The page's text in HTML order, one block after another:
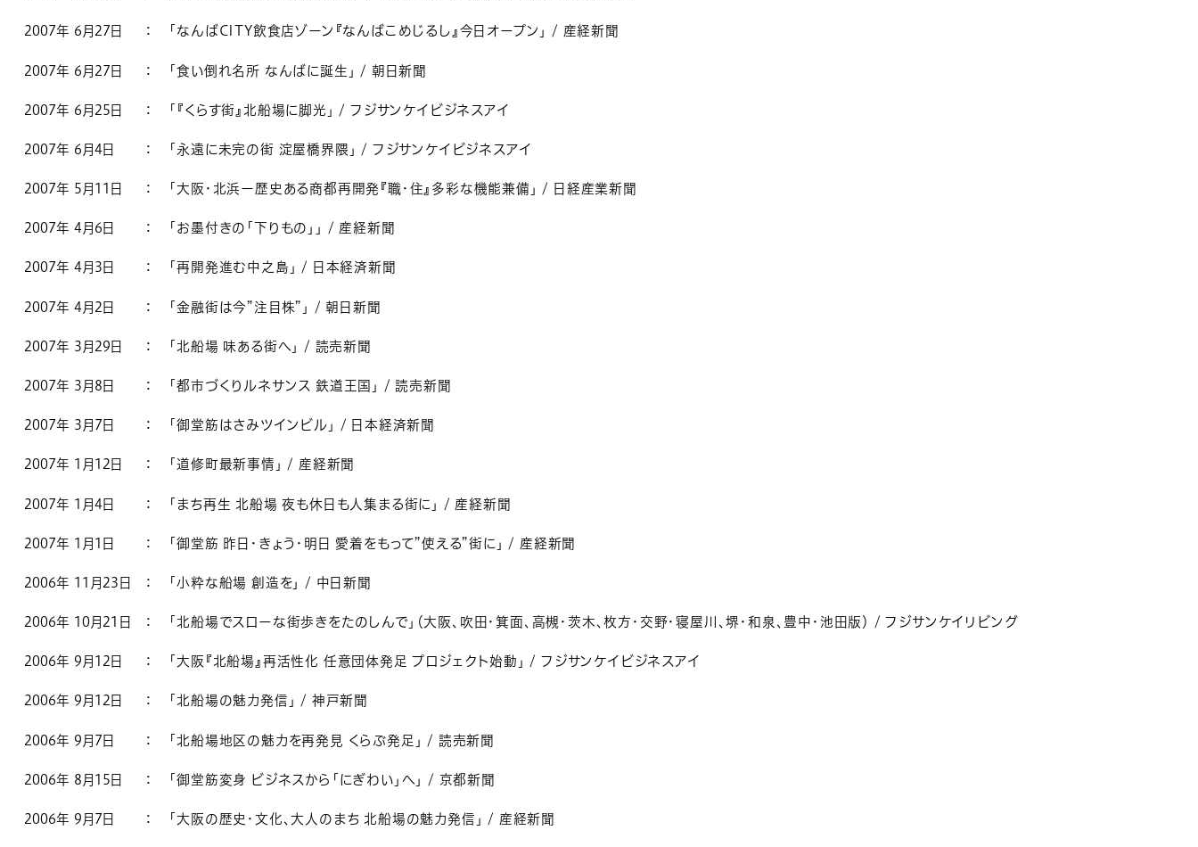
2007年 6月27日 ： 「なんばCITY飲食店ゾーン『なんばこめじるし』今日オープン」 / 産経新聞
2007年 6月27日 ： 「食い倒れ名所 なんばに誕生」 / 朝日新聞
2007年 6月25日 ： 「『くらす街』北船場に脚光」 / フジサンケイビジネスアイ
2007年 6月4日 ： 「永遠に未完の街 淀屋橋界隈」 / フジサンケイビジネスアイ
2007年 5月11日 ： 「大阪・北浜ー歴史ある商都再開発『職・住』多彩な機能兼備」 / 日経産業新聞
2007年 4月6日 ： 「お墨付きの「下りもの」」 / 産経新聞
2007年 4月3日 ： 「再開発進む中之島」 / 日本経済新聞
2007年 4月2日 ： 「金融街は今”注目株”」 / 朝日新聞
2007年 3月29日 ： 「北船場 味ある街へ」 / 読売新聞
2007年 3月8日 ： 「都市づくりルネサンス 鉄道王国」 / 読売新聞
2007年 3月7日 ： 「御堂筋はさみツインビル」 / 日本経済新聞
2007年 1月12日 ： 「道修町最新事情」 / 産経新聞
2007年 1月4日 ： 「まち再生 北船場 夜も休日も人集まる街に」 / 産経新聞
2007年 1月1日 ： 「御堂筋 昨日・きょう・明日 愛着をもって”使える”街に」 / 産経新聞
2006年 11月23日 ： 「小粋な船場 創造を」 / 中日新聞
2006年 10月21日 ： 「北船場でスローな街歩きをたのしんで」（大阪、吹田・箕面、高槻・茨木、枚方・交野・寝屋川、堺・和泉、豊中・池田版） / フジサンケイリビング
2006年 9月12日 ： 「大阪『北船場』再活性化 任意団体発足 プロジェクト始動」 / フジサンケイビジネスアイ
2006年 9月12日 ： 「北船場の魅力発信」 / 神戸新聞
2006年 9月7日 ： 「北船場地区の魅力を再発見 くらぶ発足」 / 読売新聞
2006年 8月15日 ： 「御堂筋変身 ビジネスから「にぎわい」へ」 / 京都新聞
2006年 9月7日 ： 「大阪の歴史・文化、大人のまち 北船場の魅力発信」 / 産経新聞